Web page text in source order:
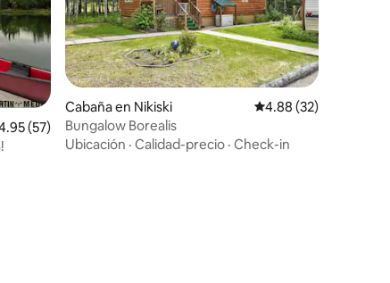
promedio: 4.95 de 5, 57 reseñas
(57)
Cabaña en Nikiski Calificación
4.88 (32)
Bungalow Borealis
Ubicación · Calidad-precio · Check-in